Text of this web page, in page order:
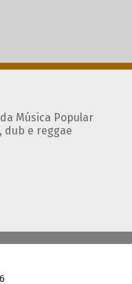
Música Popular
dub e reggae